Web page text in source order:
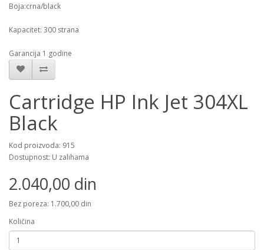
Boja:crna/black
Kapacitet: 300 strana
Garancija 1 godine
Cartridge HP Ink Jet 304XL
Black
Kod proizvoda: 915
Dostupnost: U zalihama
2.040,00 din
Bez poreza: 1.700,00 din
Količina